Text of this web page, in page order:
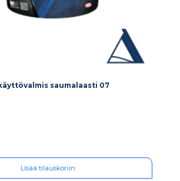
saumalaasti 07
Lisää tilauskoriin